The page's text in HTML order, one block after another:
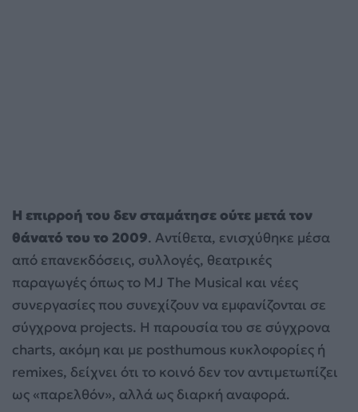
Η επιρροή του δεν σταμάτησε ούτε μετά τον
θάνατό του το 2009. Αντίθετα, ενισχύθηκε μέσα
από επανεκδόσεις, συλλογές, θεατρικές
παραγωγές όπως το MJ The Musical και νέες
συνεργασίες που συνεχίζουν να εμφανίζονται σε
σύγχρονα projects. Η παρουσία του σε σύγχρονα
charts, ακόμη και με posthumous κυκλοφορίες ή
remixes, δείχνει ότι το κοινό δεν τον αντιμετωπίζει
ως «παρελθόν», αλλά ως διαρκή αναφορά.